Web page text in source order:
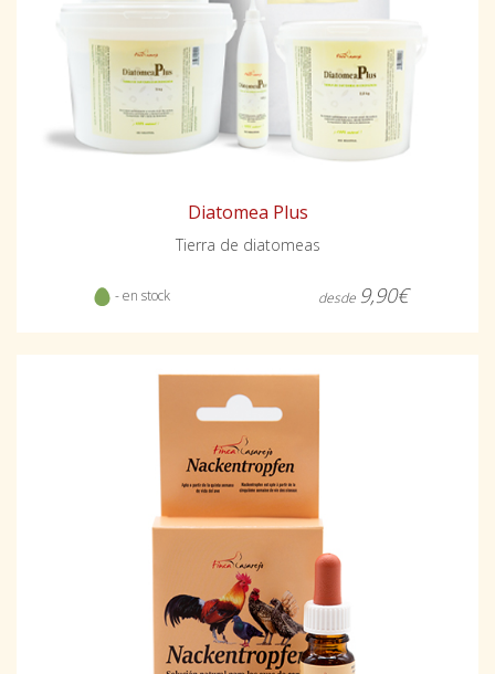
Diatomea Plus
Tierra de diatomeas
- en stock desde 9,90€